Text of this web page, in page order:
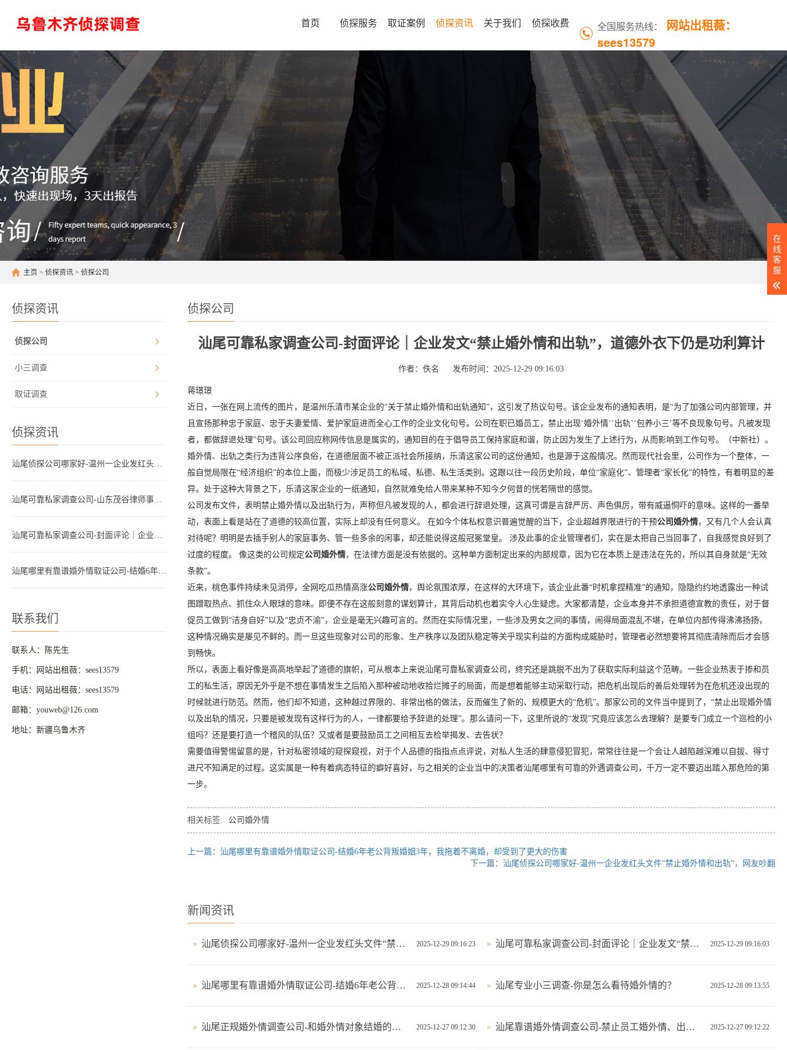
全国服务热线：
网站出租薇：
sees13579
首页 侦探服务 取证案例 侦探资讯 关于我们 侦探收费
主页 >侦探资讯 >侦探公司
侦探资讯
侦探公司
小三调查
取证调查
侦探资讯
汕尾侦探公司哪家好-温州一企业发红头文件“禁止婚外情和出轨”，网友吵翻
汕尾可靠私家调查公司-山东茂谷律师事务所：离婚协议法律专家，专业离婚律师、潍坊出轨离婚证据收集及财产
汕尾可靠私家调查公司-封面评论｜企业发文“禁止婚外情和出轨”，道德外衣下仍是功利算计
汕尾哪里有靠谱婚外情取证公司-结婚6年老公背叛婚姻3年，我拖着不离婚，却受到了更大的伤害
联系我们
联系人：陈先生
手机：网站出租薇：sees13579
电话：网站出租薇：sees13579
邮箱：youweb@126.com
地址：新疆乌鲁木齐
侦探公司
汕尾可靠私家调查公司-封面评论｜企业发文“禁止婚外情和出轨”，道德外衣下仍是功利算计
作者：佚名 发布时间：2025-12-29 09:16:03
蒋璟璟
近日，一张在网上流传的图片，是温州乐清市某企业的“关于禁止婚外情和出轨通知”，这引发了热议句号。该企业发布的通知表明，是“为了加强公司内部管理，并
且宣扬那种忠于家庭、忠于夫妻爱情、爱护家庭进而全心工作的企业文化句号。公司在职已婚员工，禁止出现‘婚外情’‘出轨’‘包养小三’等不良现象句号。凡被发现
者，都做辞退处理”句号。该公司回应称网传信息是属实的，通知目的在于倡导员工保持家庭和谐，防止因为发生了上述行为，从而影响到工作句号。（中新社）。
婚外情、出轨之类行为违背公序良俗，在道德层面不被正派社会所接纳，乐清这家公司的这份通知，也是源于这般情况。然而现代社会里，公司作为一个整体，一
般自觉局限在“经济组织”的本位上面，而极少涉足员工的私域、私德、私生活类别。这跟以往一段历史阶段，单位“家庭化”、管理者“家长化”的特性，有着明显的差
异。处于这种大背景之下，乐清这家企业的一纸通知，自然就难免给人带来某种不知今夕何昔的恍若隔世的感觉。
公司发布文件，表明禁止婚外情以及出轨行为，声称但凡被发现的人，都会进行辞退处理，这真可谓是言辞严厉、声色俱厉，带有威逼恫吓的意味。这样的一番举
动，表面上看是站在了道德的较高位置，实际上却没有任何意义。 在如今个体私权意识普遍觉醒的当下，企业超越界限进行的干预公司婚外情，又有几个人会认真
对待呢？明明是去插手别人的家庭事务、管一些多余的闲事，却还能说得这般冠冕堂皇。 涉及此事的企业管理者们，实在是太把自己当回事了，自我感觉良好到了
过度的程度。 像这类的公司规定公司婚外情，在法律方面是没有依据的。这种单方面制定出来的内部规章，因为它在本质上是违法在先的，所以其自身就是“无效
条款”。
近来，桃色事件持续未见消停，全网吃瓜热情高涨公司婚外情，舆论氛围浓厚，在这样的大环境下，该企业此番“时机拿捏精准”的通知，隐隐约约地透露出一种试
图蹭取热点、抓住众人眼球的意味。即便不存在这般刻意的谋划算计，其背后动机也着实令人心生疑虑。大家都清楚，企业本身并不承担道德宣教的责任，对于督
促员工做到“洁身自好”以及“忠贞不渝”，企业是毫无兴趣可言的。然而在实际情况里，一些涉及男女之间的事情，闹得局面混乱不堪，在单位内部传得沸沸扬扬，
这种情况确实是屡见不鲜的。而一旦这些现象对公司的形象、生产秩序以及团队稳定等关乎现实利益的方面构成威胁时，管理者必然想要将其彻底清除而后才会感
到畅快。
所以，表面上看好像是高高地举起了道德的旗帜，可从根本上来说汕尾可靠私家调查公司，终究还是跳脱不出为了获取实际利益这个范畴。一些企业热衷于掺和员
工的私生活，原因无外乎是不想在事情发生之后陷入那种被动地收拾烂摊子的局面，而是想着能够主动采取行动，把危机出现后的善后处理转为在危机还没出现的
时候就进行防范。然而，他们却不知道，这种越过界限的、非常出格的做法，反而催生了新的、规模更大的“危机”。那家公司的文件当中提到了，“禁止出现婚外情
以及出轨的情况，只要是被发现有这样行为的人，一律都要给予辞退的处理”。那么请问一下，这里所说的“发现”究竟应该怎么去理解？是要专门成立一个巡检的小
组吗？还是要打造一个稽风的队伍？又或者是要鼓励员工之间相互去检举揭发、去告状？
需要值得警惕留意的是，针对私密领域的窥探窥视，对于个人品德的指指点点评说，对私人生活的肆意侵犯冒犯，常常往往是一个会让人越陷越深难以自拔、得寸
进尺不知满足的过程。这实属是一种有着病态特征的癖好喜好，与之相关的企业当中的决策者汕尾哪里有可靠的外遇调查公司，千万一定不要迈出踏入那危险的第
一步。
相关标签: 公司婚外情
上一篇：汕尾哪里有靠谱婚外情取证公司-结婚6年老公背叛婚姻3年，我拖着不离婚，却受到了更大的伤害
下一篇：汕尾侦探公司哪家好-温州一企业发红头文件“禁止婚外情和出轨”，网友吵翻
新闻资讯
2025-12-29 09:16:23
汕尾侦探公司哪家好-温州一企业发红头文件“禁止婚外情和出轨”，网友吵翻 2025-12-29 09:16:03
汕尾可靠私家调查公司-封面评论｜企业发文“禁止婚外情和出轨”，道德外衣下仍是功利算计
2025-12-28 09:14:44
汕尾哪里有靠谱婚外情取证公司-结婚6年老公背叛婚姻3年，我拖着不离婚，却受到了更大的伤害 2025-12-28 09:13:55
汕尾专业小三调查-你是怎么看待婚外情的？
2025-12-27 09:12:30
汕尾正规婚外情调查公司-和婚外情对象结婚的下场有多惨？60岁大叔：众叛亲离，一无所有！ 2025-12-27 09:12:22
汕尾靠谱婚外情调查公司-禁止员工婚外情、出轨，企业管理的边界在哪？
在
线
客
服